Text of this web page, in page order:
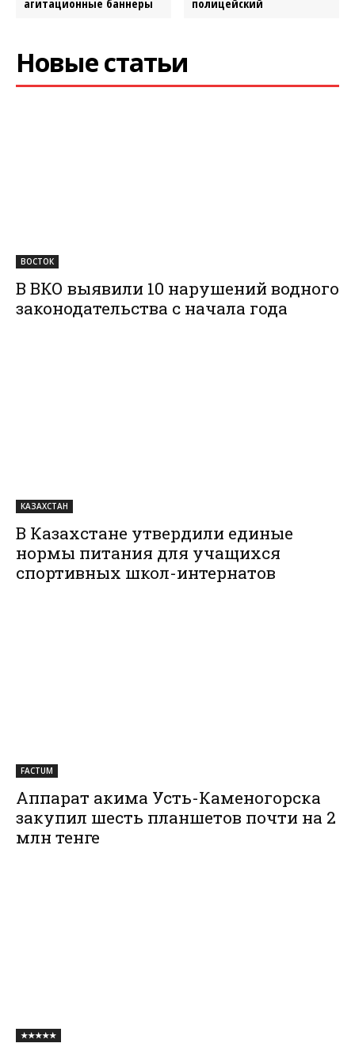
агитационные баннеры
полицейский
Новые статьи
ВОСТОК
В ВКО выявили 10 нарушений водного
законодательства с начала года
КАЗАХСТАН
В Казахстане утвердили единые
нормы питания для учащихся
спортивных школ-интернатов
FACTUM
Аппарат акима Усть-Каменогорска
закупил шесть планшетов почти на 2
млн тенге
★★★★★